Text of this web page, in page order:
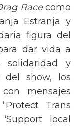
Racecomo
Estranja y
figura del
dar vida a
solidaridad y
del show, los
mensajes
Trans
local